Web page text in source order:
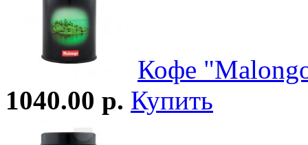
Кофе
1040.00 р. Купить